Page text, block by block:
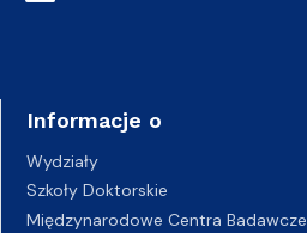
Informacje o
Wydziały
Szkoły Doktorskie
Międzynarodowe Centra Badawcze